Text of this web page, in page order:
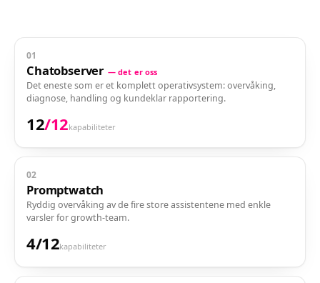
01
Chatobserver — det er oss
Det eneste som er et komplett operativsystem: overvåking,
diagnose, handling og kundeklar rapportering.
12/12kapabiliteter
02
Promptwatch
Ryddig overvåking av de fire store assistentene med enkle
varsler for growth-team.
4/12kapabiliteter